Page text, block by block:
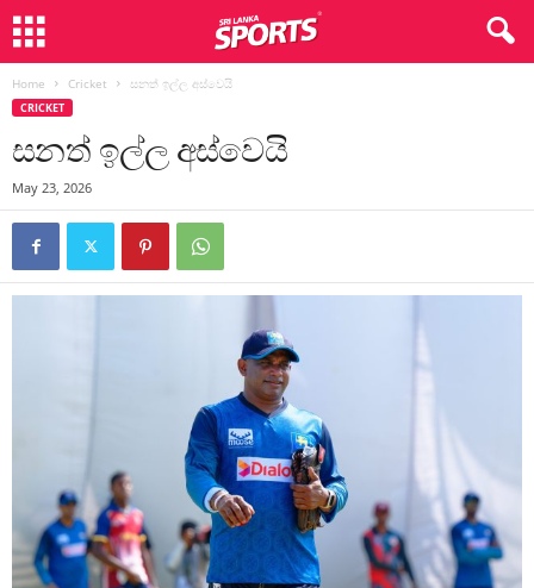
Home Cricket සනත් ඉල්ල අස්වෙයි
CRICKET
සනත් ඉල්ල අස්වෙයි
May 23, 2026